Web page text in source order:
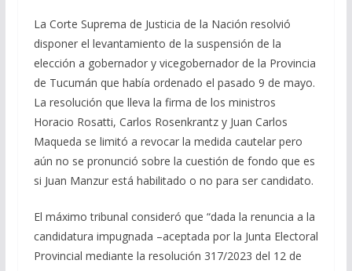
La Corte Suprema de Justicia de la Nación resolvió
disponer el levantamiento de la suspensión de la
elección a gobernador y vicegobernador de la Provincia
de Tucumán que había ordenado el pasado 9 de mayo.
La resolución que lleva la firma de los ministros
Horacio Rosatti, Carlos Rosenkrantz y Juan Carlos
Maqueda se limitó a revocar la medida cautelar pero
aún no se pronunció sobre la cuestión de fondo que es
si Juan Manzur está habilitado o no para ser candidato.
El máximo tribunal consideró que “dada la renuncia a la
candidatura impugnada –aceptada por la Junta Electoral
Provincial mediante la resolución 317/2023 del 12 de